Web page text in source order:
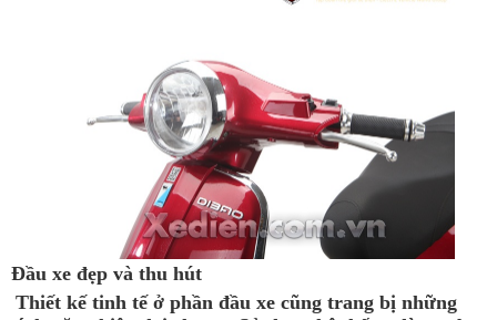
Đầu xe đẹp và thu hút
Thiết kế tinh tế ở phần đầu xe cũng trang bị những